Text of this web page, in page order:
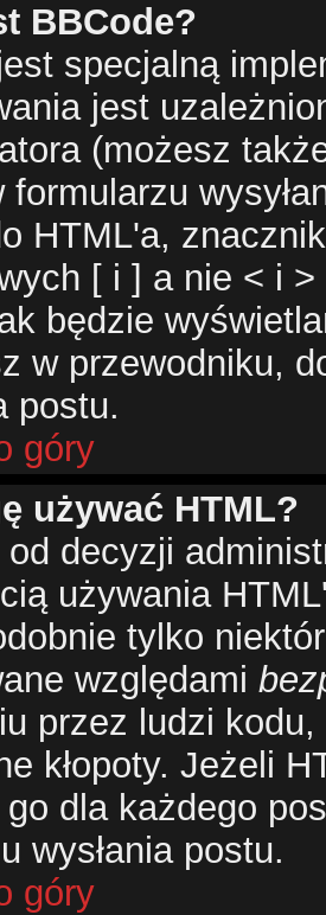
BBCode?
specjalną
jest
(możesz
formularzu
HTML'a,
[ i ] a nie < i
będzie
w przewodniku,
postu.
góry
używać HTML?
decyzji
używania
tylko
względami
przez ludzi
kłopoty. Jeżeli
go dla każdego
wysłania postu.
góry